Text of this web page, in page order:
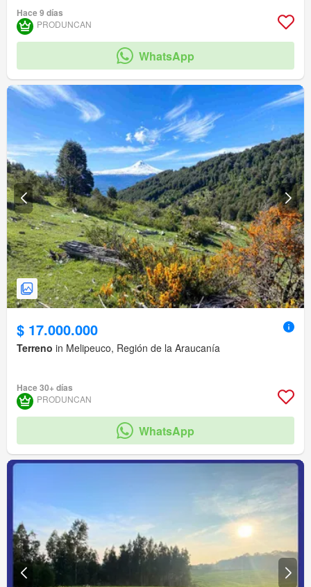
Hace 9 días
PRODUNCAN
WhatsApp
$ 17.000.000
Terreno in Melipeuco, Región de la Araucanía
Hace 30+ días
PRODUNCAN
WhatsApp